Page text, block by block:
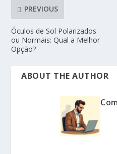
PREVIOUS
Óculos de Sol Polarizados
ou Normais: Qual a Melhor
Opção?
ABOUT THE AUTHOR